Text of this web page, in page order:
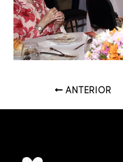
ANTERIOR